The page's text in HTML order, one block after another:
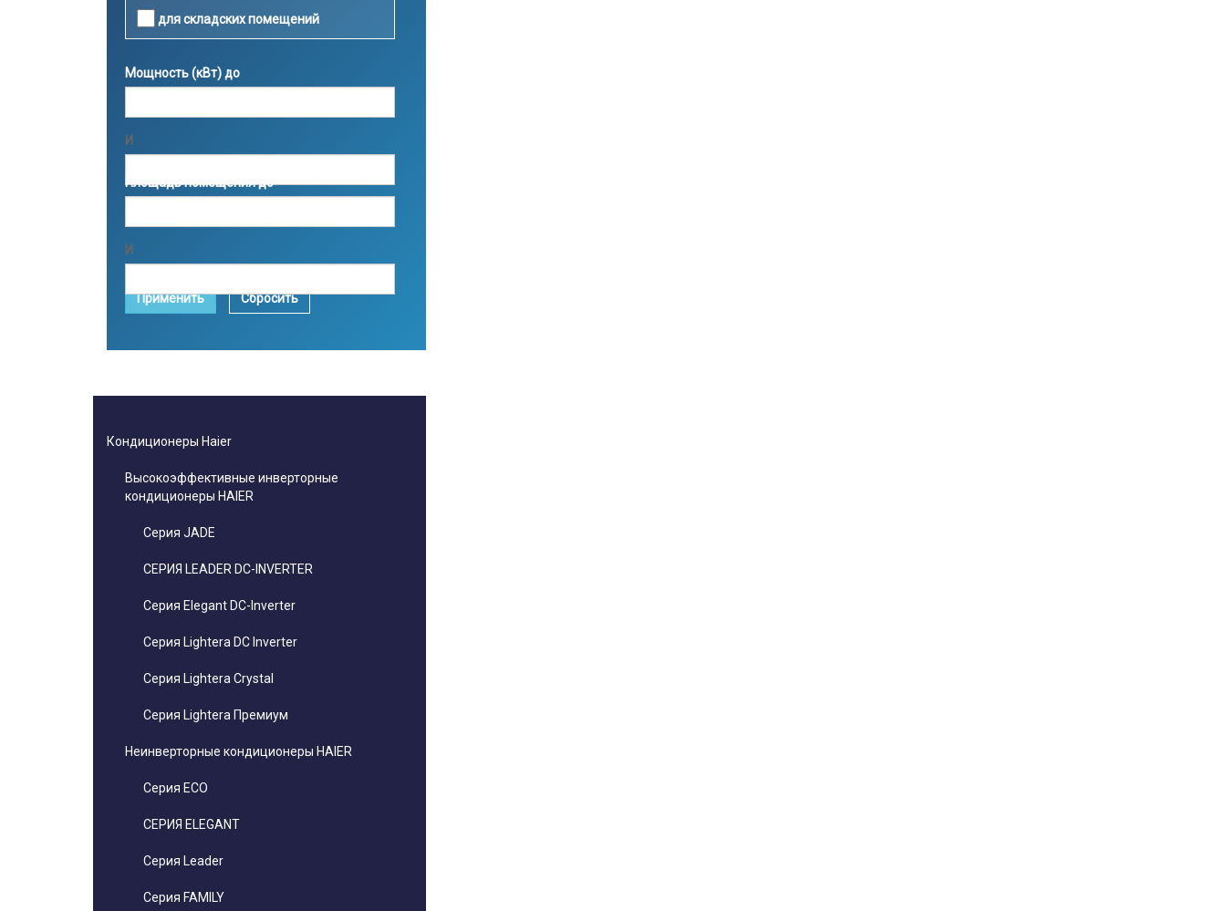
для складских помещений
Мощность (кВт) до
И
Площадь помещения до
И
Применить Сбросить
Кондиционеры Haier
Высокоэффективные инверторные
кондиционеры HAIER
Серия JADE
СЕРИЯ LEADER DC-INVERTER
Серия Elegant DC-Inverter
Серия Lightera DC Inverter
Серия Lightera Crystal
Серия Lightera Премиум
Неинверторные кондиционеры HAIER
Серия ECO
СЕРИЯ ELEGANT
Серия Leader
Серия FAMILY